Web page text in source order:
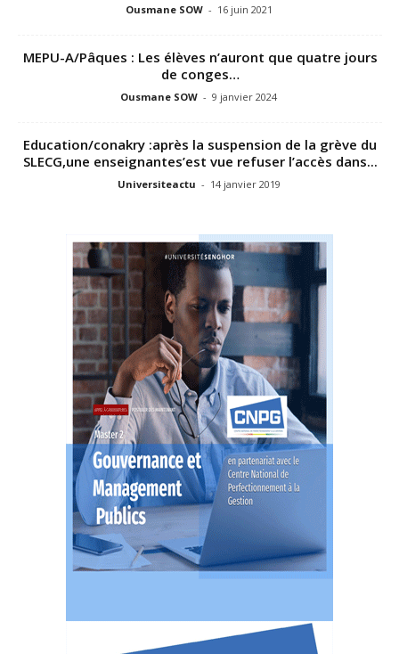
Ousmane SOW - 16 juin 2021
MEPU-A/Pâques : Les élèves n’auront que quatre jours
de conges…
Ousmane SOW - 9 janvier 2024
Education/conakry :après la suspension de la grève du
SLECG,une enseignantes’est vue refuser l’accès dans...
Universiteactu - 14 janvier 2019